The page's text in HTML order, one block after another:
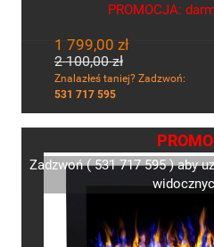
PROMOCJA:
1 799,00 zł
2 100,00 zł
Znalazłeś taniej? Zadzwoń:
531 717 595
Zadzwoń ( 531 717 595 ) aby